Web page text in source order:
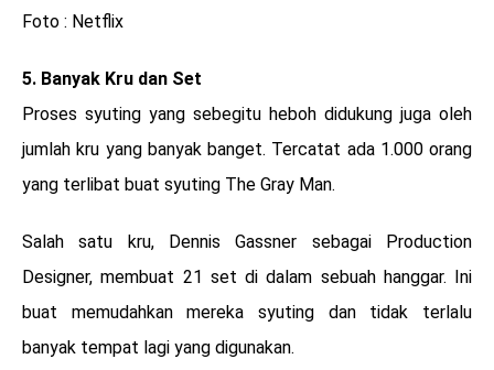
Foto : Netflix
5. Banyak Kru dan Set
Proses syuting yang sebegitu heboh didukung juga oleh
jumlah kru yang banyak banget. Tercatat ada 1.000 orang
yang terlibat buat syuting The Gray Man.
Salah satu kru, Dennis Gassner sebagai Production
Designer, membuat 21 set di dalam sebuah hanggar. Ini
buat memudahkan mereka syuting dan tidak terlalu
banyak tempat lagi yang digunakan.